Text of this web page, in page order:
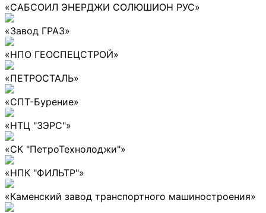
«САБСОИЛ ЭНЕРДЖИ СОЛЮШИОН РУС»
«Завод ГРАЗ»
«НПО ГЕОСПЕЦСТРОЙ»
«ПЕТРОСТАЛЬ»
«СПТ-Бурение»
«НТЦ "ЗЭРС"»
«СК "ПетроТехнолоджи"»
«НПК "ФИЛЬТР"»
«Каменский завод транспортного машиностроения»